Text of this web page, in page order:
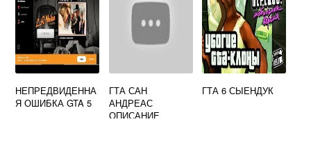
НЕПРЕДВИДЕННА
Я ОШИБКА GTA 5
ГТА САН
АНДРЕАС
ОПИСАНИЕ
ГТА 6 СЫЕНДУК